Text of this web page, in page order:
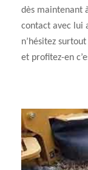
dès maintenant
contact avec lui
n’hésitez
et profitez-en